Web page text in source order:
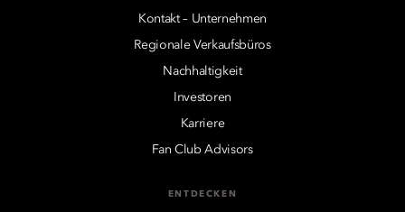
Kontakt – Unternehmen
Regionale Verkaufsbüros
Nachhaltigkeit
Investoren
Karriere
Fan Club Advisors
ENTDECKEN